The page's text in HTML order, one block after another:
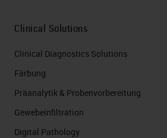
Clinical Solutions
Clinical Diagnostics Solutions
Färbung
Präanalytik & Probenvorbereitung
Gewebeinfiltration
Digital Pathology